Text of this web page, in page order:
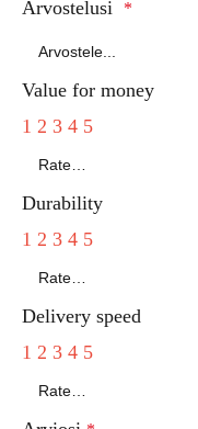
Arvostelusi *
Value for money
1 2 3 4 5
Durability
1 2 3 4 5
Delivery speed
1 2 3 4 5